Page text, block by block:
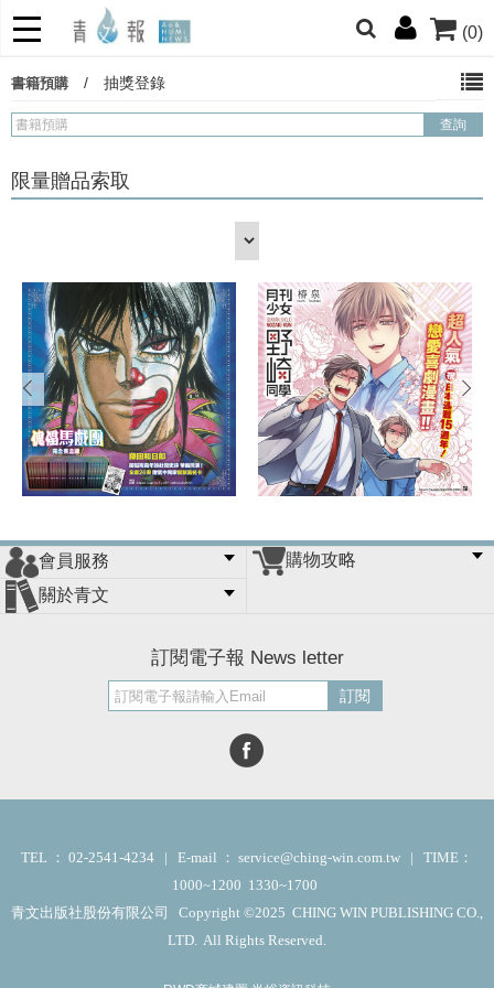
(0)
哆啦柯南寶可夢迷宮飯我推
朋友們，提高警覺！
書籍預購 / 抽獎登錄
限量贈品索取
會員服務
會員辦法
客服信箱
隱私條款
網站導覽
購物攻略
關於青文
訂閱電子報 News letter
訂閱
TEL ： 02-2541-4234 | E-mail ： service@ching-win.com.tw | TIME：
1000~1200 1330~1700
青文出版社股份有限公司 Copyright ©2025 CHING WIN PUBLISHING CO.,
LTD. All Rights Reserved.